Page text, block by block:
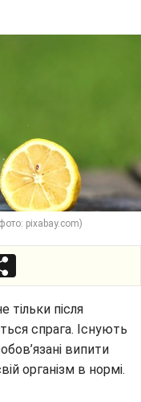
pixabay.com)
тільки після
спрага. Існують
випити
організм в нормі.